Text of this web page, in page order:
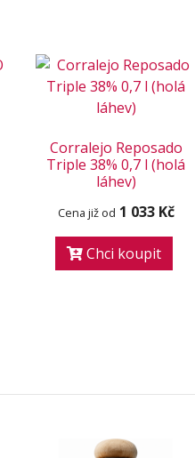
Corralejo Reposado
Triple 38% 0,7 l (holá
láhev)
Cena již od 1 033 Kč
Chci koupit